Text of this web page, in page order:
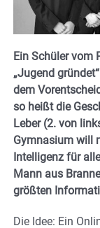
Ein Schüler vom
„Jugend
dem
so heißt die
Leber (2. von
Gymnasium will
Intelligenz für
Mann aus
größten
Die Idee: Ein